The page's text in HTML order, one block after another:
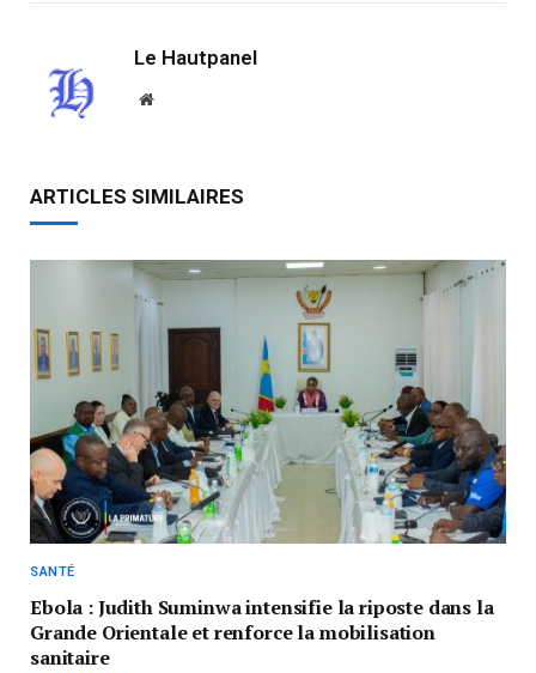
Le Hautpanel
Website
ARTICLES SIMILAIRES
SANTÉ
Ebola : Judith Suminwa intensifie la riposte dans la
Grande Orientale et renforce la mobilisation
sanitaire